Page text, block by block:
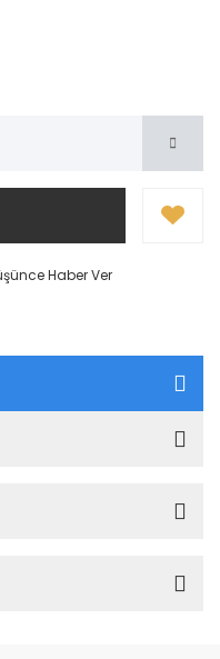
Haber Ver